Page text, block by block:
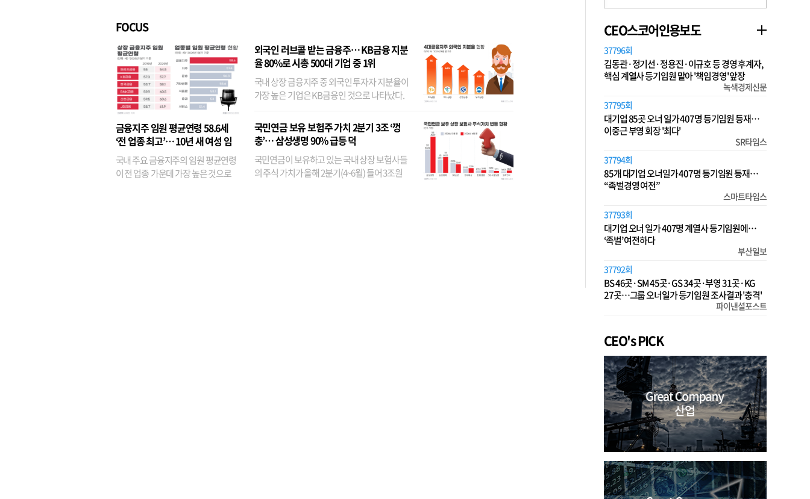
FOCUS
금융지주 임원 평균연령 58.6세
‘전 업종 최고’… 10년 새 여성 임
원은 14배 껑충
국내 주요 금융지주의 임원 평균연령
이 전 업종 가운데 가장 높은 것으로
외국인 러브콜 받는 금융주… KB금융 지분
율 80%로 시총 500대 기업 중 1위
국내 상장 금융지주 중 외국인 투자자 지분율이
가장 높은 기업은 KB금융인 것으로 나타났다.
융이었다. 특히 KB금융은 지난달 말 기준 해외
기관투자자 지분율이...
국민연금 보유 보험주 가치 2분기 3조 ‘껑
충’… 삼성생명 90% 급등 덕
국민연금이 보유하고 있는 국내 상장 보험사들
의 주식 가치가 올해 2분기(4~6월) 들어 3조원
CEO스코어인용보도
37796회
김동관·정기선·정용진·이규호 등 경영 후계자,
핵심 계열사 등기임원 맡아 '책임경영' 앞장
녹색경제신문
37795회
대기업 85곳 오너 일가 407명 등기임원 등재…
이중근 부영 회장 '최다'
SR타임스
37794회
85개 대기업 오너일가 407명 등기임원 등재…
“족벌경영 여전”
스마트타임스
37793회
대기업 오너 일가 407명 계열사 등기임원에…
‘족벌’ 여전하다
부산일보
37792회
BS 46곳·SM 45곳·GS 34곳·부영 31곳·KG
27곳…그룹 오너일가 등기임원 조사결과 '충격'
파이낸셜포스트
CEO's PICK